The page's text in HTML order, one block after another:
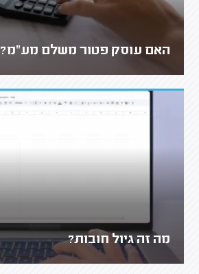
האם עוסק פטור משלם מע"מ?
מה זה גיול חובות?